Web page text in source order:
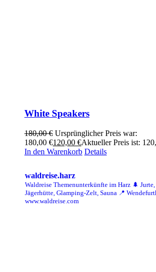
White Speakers
180,00€ Ursprünglicher Preis war:
180,00 €120,00 €Aktueller Preis ist:
In den Warenkorb Details
waldreise.harz
Waldreise Themenunterkünfte im Harz 🌲
Jägerhütte, Glamping-Zelt, Sauna 📍
www.waldreise.com